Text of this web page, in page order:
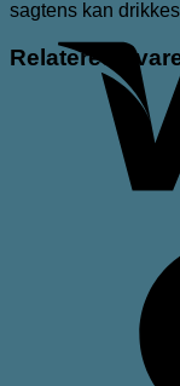
sagtens kan
Relaterede